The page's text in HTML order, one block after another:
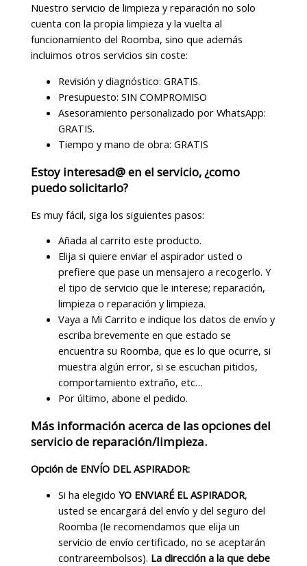
Nuestro servicio de limpieza y reparación no solo
cuenta con la propia limpieza y la vuelta al
funcionamiento del Roomba, sino que además
incluimos otros servicios sin coste:
Revisión y diagnóstico: GRATIS.
Presupuesto: SIN COMPROMISO
Asesoramiento personalizado por WhatsApp:
GRATIS.
Tiempo y mano de obra: GRATIS
Estoy interesad@ en el servicio, ¿como
puedo solicitarlo?
Es muy fácil, siga los siguientes pasos:
Añada al carrito este producto.
Elija si quiere enviar el aspirador usted o
prefiere que pase un mensajero a recogerlo. Y
el tipo de servicio que le interese; reparación,
limpieza o reparación y limpieza.
Vaya a Mi Carrito e indique los datos de envío y
escriba brevemente en que estado se
encuentra su Roomba, que es lo que ocurre, si
muestra algún error, si se escuchan pitidos,
comportamiento extraño, etc…
Por último, abone el pedido.
Más información acerca de las opciones del
servicio de reparación/limpieza.
Opción de ENVÍO DEL ASPIRADOR:
Si ha elegidoYO ENVIARÉ EL ASPIRADOR,
usted se encargará del envío y del seguro del
Roomba (le recomendamos que elija un
servicio de envío certificado, no se aceptarán
contrareembolsos). La dirección a la que debe